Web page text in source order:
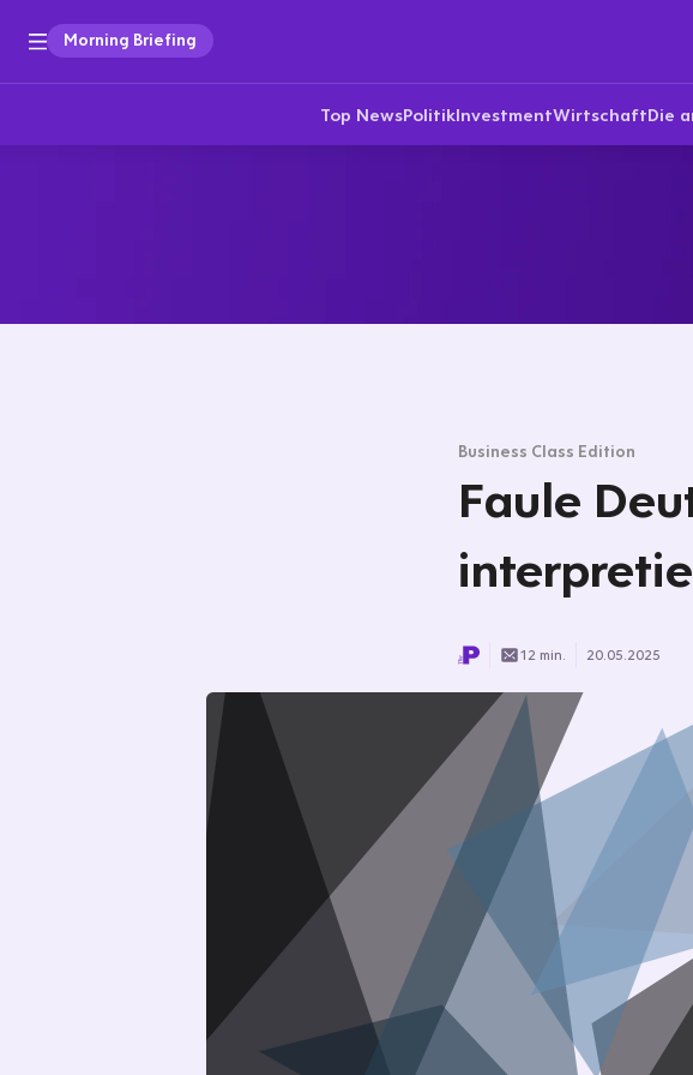
Morning Briefing
Top NewsPolitikInvestmentWirtschaftDie
Business Class Edition
Faule
12 min. 20.05.2025